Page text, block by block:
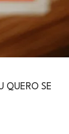
QUERO SE